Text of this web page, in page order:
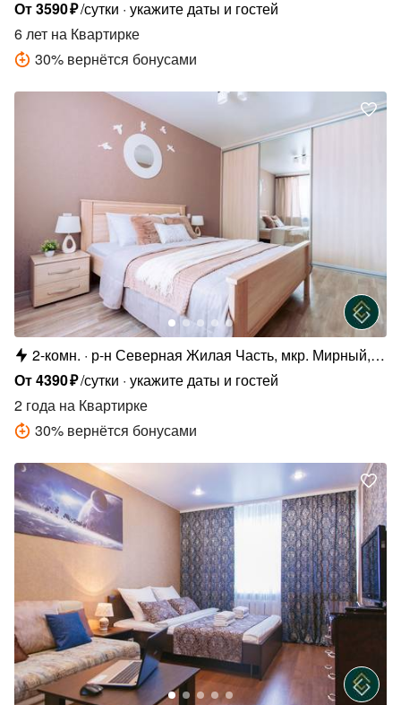
округ,микрорайон Советский, 8/4
От3590₽/сутки укажите даты и гостей
6 лет на Квартирке
30% вернётся бонусами
2-комн.
р-н Северная Жилая Часть, мкр. Мирный,
2/2
От4390₽/сутки укажите даты и гостей
2 года на Квартирке
30% вернётся бонусами